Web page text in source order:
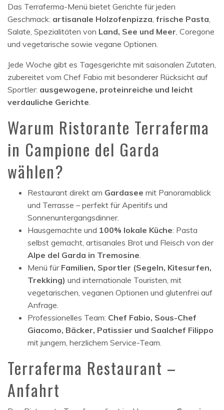
Das Terraferma-Menü bietet Gerichte für jeden
Geschmack: artisanale Holzofenpizza, frische Pasta,
Salate, Spezialitäten von Land, See und Meer, Coregone
und vegetarische sowie vegane Optionen.
Jede Woche gibt es Tagesgerichte mit saisonalen Zutaten,
zubereitet vom Chef Fabio mit besonderer Rücksicht auf
Sportler: ausgewogene, proteinreiche und leicht
verdauliche Gerichte.
Warum Ristorante Terraferma
in Campione del Garda
wählen?
Restaurant direkt am Gardasee mit Panoramablick
und Terrasse – perfekt für Aperitifs und
Sonnenuntergangsdinner.
Hausgemachte und 100% lokale Küche: Pasta
selbst gemacht, artisanales Brot und Fleisch von der
Alpe del Garda in Tremosine.
Menü für Familien, Sportler (Segeln, Kitesurfen,
Trekking) und internationale Touristen, mit
vegetarischen, veganen Optionen und glutenfrei auf
Anfrage.
Professionelles Team: Chef Fabio, Sous-Chef
Giacomo, Bäcker, Patissier und Saalchef Filippo
mit jungem, herzlichem Service-Team.
Terraferma Restaurant –
Anfahrt